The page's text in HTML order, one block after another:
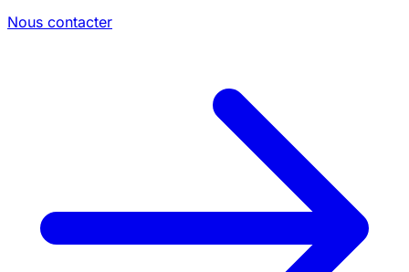
Nous contacter